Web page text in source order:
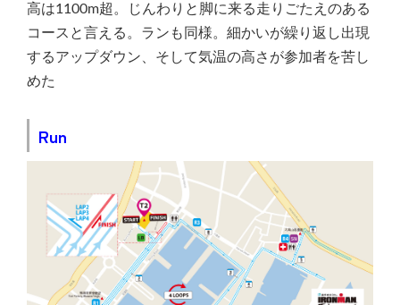
高は1100m超。じんわりと脚に来る走りごたえのある
コースと言える。ランも同様。細かいが繰り返し出現
するアップダウン、そして気温の高さが参加者を苦し
めた
Run